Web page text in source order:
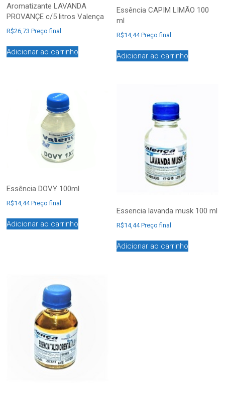
Aromatizante LAVANDA
PROVANÇE c/5 litros Valença
R$26,73 Preço final
Adicionar ao carrinho
Essência CAPIM LIMÃO 100
ml
R$14,44 Preço final
Adicionar ao carrinho
Essência DOVY 100ml
R$14,44 Preço final
Adicionar ao carrinho
Essencia lavanda musk 100 ml
R$14,44 Preço final
Adicionar ao carrinho